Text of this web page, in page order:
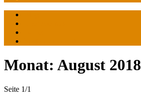
Monat: August 2018
Seite 1/1